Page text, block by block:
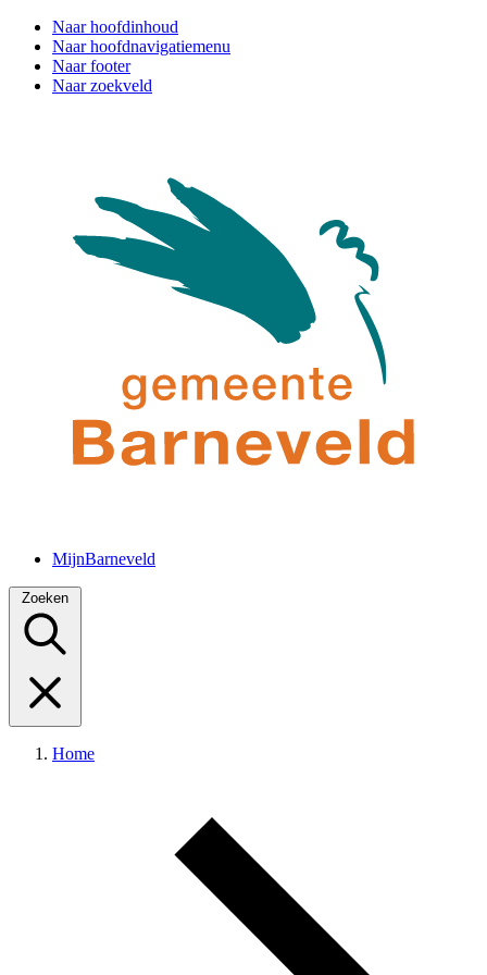
Naar hoofdinhoud
Naar hoofdnavigatiemenu
Naar footer
Naar zoekveld
MijnBarneveld
Zoeken
Home